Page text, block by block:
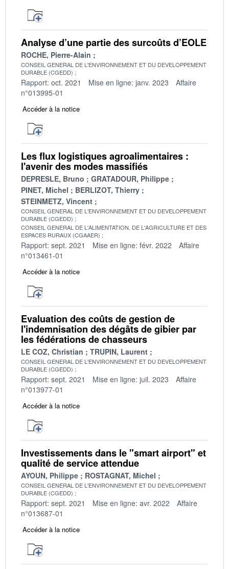
Analyse d’une partie des surcoûts d’EOLE
ROCHE, Pierre-Alain
CONSEIL GENERAL DE L'ENVIRONNEMENT ET DU DEVELOPPEMENT
DURABLE (CGEDD)
Rapport: oct. 2021 Mise en ligne: janv. 2023
Affaire
n°013995-01
Accéder à la notice
Les flux logistiques agroalimentaires :
l'avenir des modes massifiés
DEPRESLE, Bruno
GRATADOUR, Philippe
PINET, Michel
BERLIZOT, Thierry
STEINMETZ, Vincent
CONSEIL GENERAL DE L'ENVIRONNEMENT ET DU DEVELOPPEMENT
DURABLE (CGEDD)
CONSEIL GENERAL DE L'ALIMENTATION, DE L'AGRICULTURE ET DES
ESPACES RURAUX (CGAAER)
Rapport: sept. 2021 Mise en ligne: févr. 2022
Affaire
n°013461-01
Accéder à la notice
Evaluation des coûts de gestion de
l'indemnisation des dégâts de gibier par
les fédérations de chasseurs
LE COZ, Christian TRUPIN, Laurent
CONSEIL GENERAL DE L'ENVIRONNEMENT ET DU DEVELOPPEMENT
DURABLE (CGEDD)
Rapport: sept. 2021 Mise en ligne: juil. 2023
Affaire
n°013977-01
Accéder à la notice
Investissements dans le "smart airport" et
qualité de service attendue
AYOUN, Philippe ROSTAGNAT, Michel
CONSEIL GENERAL DE L'ENVIRONNEMENT ET DU DEVELOPPEMENT
DURABLE (CGEDD)
Rapport: sept. 2021 Mise en ligne: avr. 2022
Affaire
n°013687-01
Accéder à la notice